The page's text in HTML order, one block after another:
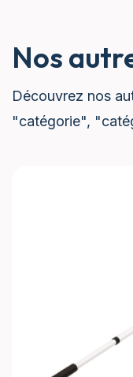
Nos
Découvrez nos
"catégorie",